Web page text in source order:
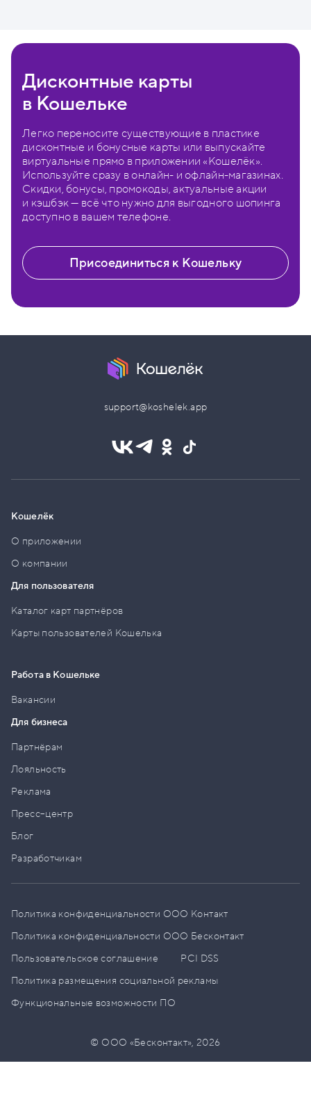
Дисконтные карты
в Кошельке
Легко переносите существующие в пластике
дисконтные и бонусные карты или выпускайте
виртуальные прямо в приложении «Кошелёк».
Используйте сразу в онлайн- и офлайн-магазинах.
Скидки, бонусы, промокоды, актуальные акции
и кэшбэк — всё что нужно для выгодного шопинга
доступно в вашем телефоне.
Присоединиться к Кошельку
support@koshelek.app
Кошелёк
О приложении
О компании
Для пользователя
Каталог карт партнёров
Карты пользователей Кошелька
Работа в Кошельке
Вакансии
Для бизнеса
Партнёрам
Лояльность
Реклама
Пресс–центр
Блог
Разработчикам
Политика конфиденциальности ООО Контакт
Политика конфиденциальности ООО Бесконтакт
Пользовательское соглашение
PCI DSS
Политика размещения социальной рекламы
Функциональные возможности ПО
© ООО «Бесконтакт»,2026